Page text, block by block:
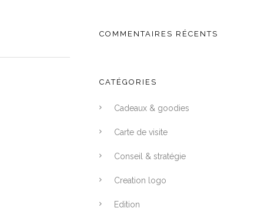
COMMENTAIRES RÉCENTS
CATÉGORIES
Cadeaux & goodies
Carte de visite
Conseil & stratégie
Creation logo
Edition